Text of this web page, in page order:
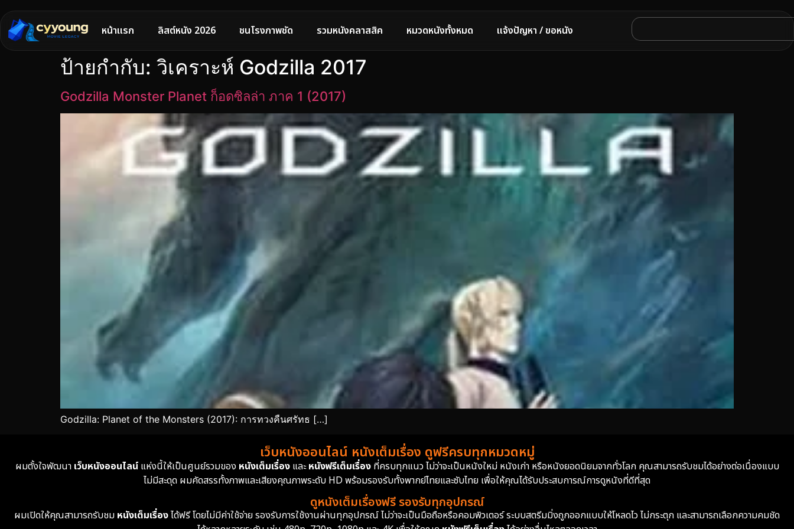
หน้าแรก ลิสต์หนัง 2026 ชนโรงภาพชัด รวมหนังคลาสสิค หมวดหนังทั้งหมด แจ้งปัญหา / ขอหนัง
ป้ายกำกับ: วิเคราะห์ Godzilla 2017
Godzilla Monster Planet ก็อดซิลล่า ภาค 1 (2017)
Godzilla: Planet of the Monsters (2017): การทวงคืนศรัทธ […]
เว็บหนังออนไลน์ หนังเต็มเรื่อง ดูฟรีครบทุกหมวดหมู่
ผมตั้งใจพัฒนา เว็บหนังออนไลน์แห่งนี้ให้เป็นศูนย์รวมของ หนังเต็มเรื่องและหนังฟรีเต็มเรื่องที่ครบทุกแนว ไม่ว่าจะเป็นหนังใหม่ หนังเก่า หรือหนังยอดนิยมจากทั่วโลก คุณสามารถรับชมได้อย่างต่อเนื่องแบบ
ไม่มีสะดุด ผมคัดสรรทั้งภาพและเสียงคุณภาพระดับ HD พร้อมรองรับทั้งพากย์ไทยและซับไทย เพื่อให้คุณได้รับประสบการณ์การดูหนังที่ดีที่สุด
ดูหนังเต็มเรื่องฟรี รองรับทุกอุปกรณ์
ผมเปิดให้คุณสามารถรับชม หนังเต็มเรื่องได้ฟรี โดยไม่มีค่าใช้จ่าย รองรับการใช้งานผ่านทุกอุปกรณ์ ไม่ว่าจะเป็นมือถือหรือคอมพิวเตอร์ ระบบสตรีมมิ่งถูกออกแบบให้โหลดไว ไม่กระตุก และสามารถเลือกความคมชัด